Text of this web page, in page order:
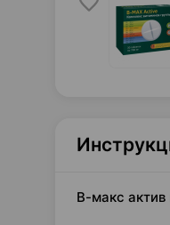
В-макс актив